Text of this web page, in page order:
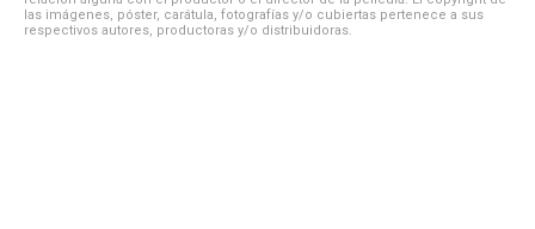
las imágenes, póster, carátula, fotografías y/o cubiertas pertenece a sus
respectivos autores, productoras y/o distribuidoras.